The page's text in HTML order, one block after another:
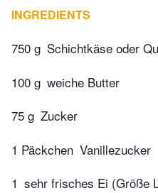
INGREDIENTS
750 g Schichtkäse oder
100 g weiche Butter
75 g Zucker
1 Päckchen Vanillezucker
1 sehr frisches Ei (Größe